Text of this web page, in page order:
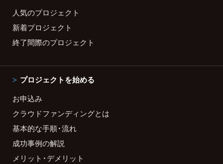
人気のプロジェクト
新着プロジェクト
終了間際のプロジェクト
プロジェクトを始める
お申込み
クラウドファンディングとは
基本的な手順・流れ
成功事例の解説
メリット・デメリット